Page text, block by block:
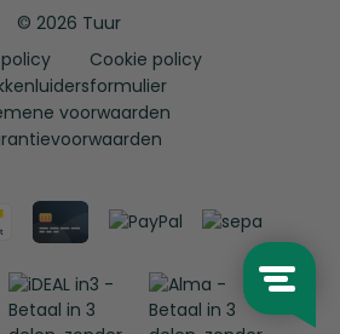
© 2026 Tuur
Cookie policy
voorwaarden